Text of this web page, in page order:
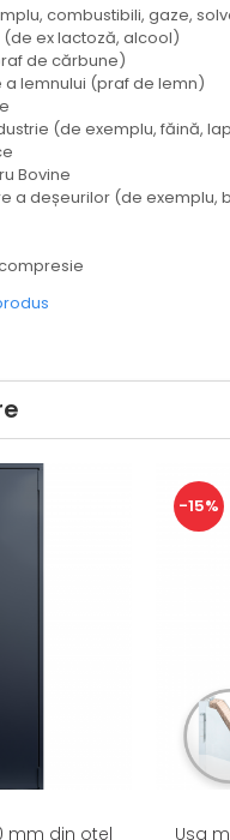
combustibili, gaze,
ex lactoză, alcool)
de cărbune)
lemnului (praf de lemn)
(de exemplu, făină,
Bovine
a deșeurilor (de exemplu,
mm din otel
-15%
Usa